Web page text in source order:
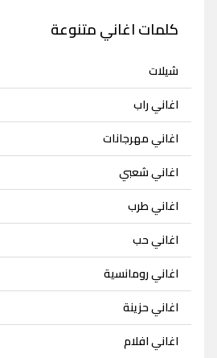
كلمات اغاني متنوعة
شيلات
اغاني راب
اغاني مهرجانات
اغاني شعبي
اغاني طرب
اغاني حب
اغاني رومانسية
اغاني حزينة
اغاني افلام